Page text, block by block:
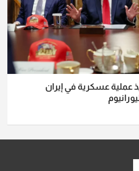
عملية عسكرية في إيران